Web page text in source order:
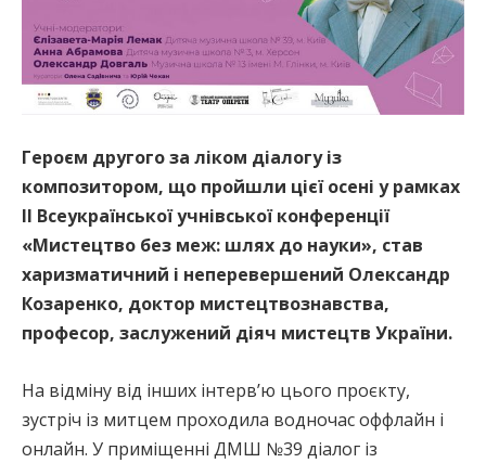
Героєм другого за ліком діалогу із
композитором, що пройшли цієї осені у рамках
ІІ Всеукраїнської учнівської конференції
«Мистецтво без меж: шлях до науки», став
харизматичний і неперевершений Олександр
Козаренко, доктор мистецтвознавства,
професор, заслужений діяч мистецтв України.
На відміну від інших інтерв’ю цього проєкту,
зустріч із митцем проходила водночас оффлайн і
онлайн. У приміщенні ДМШ №39 діалог із